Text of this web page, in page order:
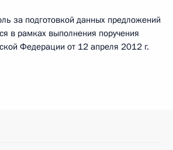
за подготовкой данных предложений
в рамках выполнения поручения
Федерации от 12 апреля 2012 г.